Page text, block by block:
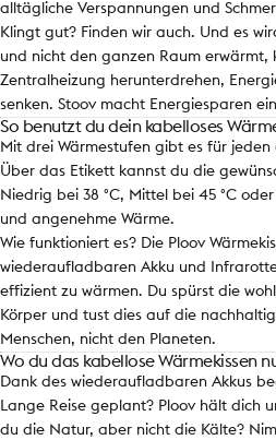
alltägliche Verspannungen und
Klingt gut? Finden wir auch. Und es
und nicht den ganzen Raum erwärmt,
Zentralheizung herunterdrehen,
senken. Stoov macht Energiesparen
So benutzt du dein kabelloses
Mit drei Wärmestufen gibt es für jeden
Über das Etikett kannst du die
Niedrig bei 38 °C, Mittel bei 45 °C
und angenehme Wärme.
Wie funktioniert es? Die Ploov
wiederaufladbaren Akku und
effizient zu wärmen. Du spürst die
Körper und tust dies auf die
Menschen, nicht den Planeten.
Wo du das kabellose Wärmekissen
Dank des wiederaufladbaren Akkus
Lange Reise geplant? Ploov hält dich
du die Natur, aber nicht die Kälte?